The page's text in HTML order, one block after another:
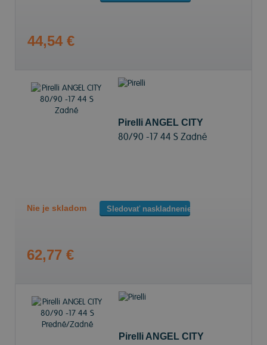
44,54 €
Pirelli ANGEL CITY
80/90 -17 44 S Zadné
Nie je skladom Sledovať naskladnenie
62,77 €
Pirelli ANGEL CITY